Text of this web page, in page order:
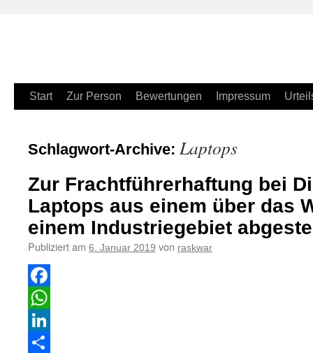
Zum
springen
Start Zur Person Bewertungen Impressum
Schlagwort-Archive: Laptops
Zur Frachtführerhaftung bei
Laptops aus einem über das
einem Industriegebiet
Publiziert am 6. Januar 2019 von raskwar
Facebook
WhatsApp
LinkedIn